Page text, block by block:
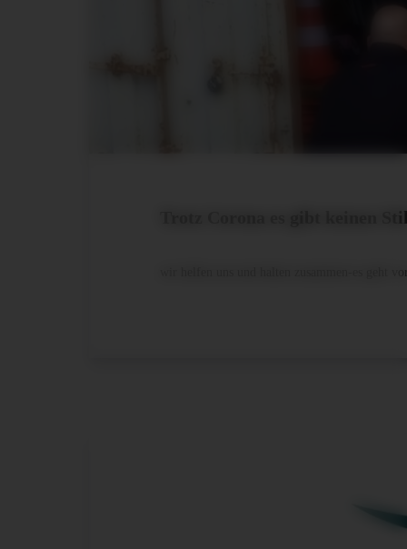
Trotz Corona es gibt keinen
wir helfen uns und halten zusammen-es geht